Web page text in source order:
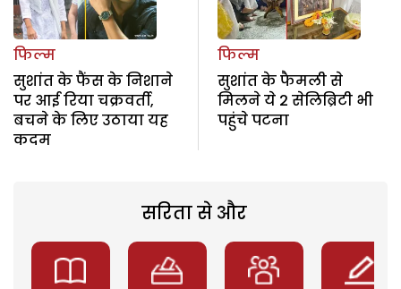
फिल्म
सुशांत के फैंस के निशाने
पर आई रिया चक्रवर्ती,
बचने के लिए उठाया यह
कदम
फिल्म
सुशांत के फैमली से
मिलने ये 2 सेलिब्रिटी भी
पहुंचे पटना
सरिता से और